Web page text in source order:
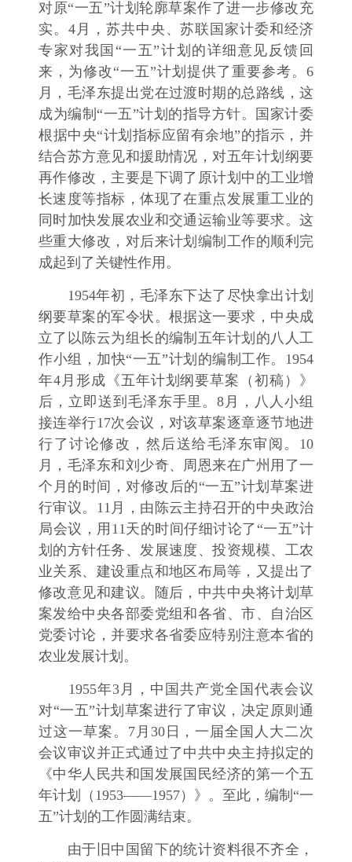
对原“一五”计划轮廓草案作了进一步修改充
实。4月，苏共中央、苏联国家计委和经济
专家对我国“一五”计划的详细意见反馈回
来，为修改“一五”计划提供了重要参考。6
月，毛泽东提出党在过渡时期的总路线，这
成为编制“一五”计划的指导方针。国家计委
根据中央“计划指标应留有余地”的指示，并
结合苏方意见和援助情况，对五年计划纲要
再作修改，主要是下调了原计划中的工业增
长速度等指标，体现了在重点发展重工业的
同时加快发展农业和交通运输业等要求。这
些重大修改，对后来计划编制工作的顺利完
成起到了关键性作用。
1954年初，毛泽东下达了尽快拿出计划
纲要草案的军令状。根据这一要求，中央成
立了以陈云为组长的编制五年计划的八人工
作小组，加快“一五”计划的编制工作。1954
年4月形成《五年计划纲要草案（初稿）》
后，立即送到毛泽东手里。8月，八人小组
接连举行17次会议，对该草案逐章逐节地进
行了讨论修改，然后送给毛泽东审阅。10
月，毛泽东和刘少奇、周恩来在广州用了一
个月的时间，对修改后的“一五”计划草案进
行审议。11月，由陈云主持召开的中央政治
局会议，用11天的时间仔细讨论了“一五”计
划的方针任务、发展速度、投资规模、工农
业关系、建设重点和地区布局等，又提出了
修改意见和建议。随后，中共中央将计划草
案发给中央各部委党组和各省、市、自治区
党委讨论，并要求各省委应特别注意本省的
农业发展计划。
1955年3月，中国共产党全国代表会议
对“一五”计划草案进行了审议，决定原则通
过这一草案。7月30日，一届全国人大二次
会议审议并正式通过了中共中央主持拟定的
《中华人民共和国发展国民经济的第一个五
年计划（1953——1957）》。至此，编制“一
五”计划的工作圆满结束。
由于旧中国留下的统计资料很不齐全，